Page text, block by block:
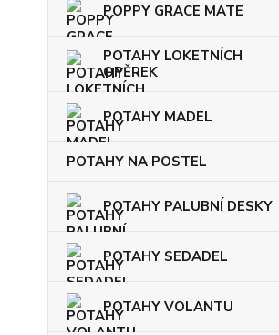
POPPY GRACE MATE
POTAHY LOKETNÍCH
OPĚREK
POTAHY MADEL
POTAHY NA POSTEL
POTAHY PALUBNÍ DESKY
POTAHY SEDADEL
POTAHY VOLANTU